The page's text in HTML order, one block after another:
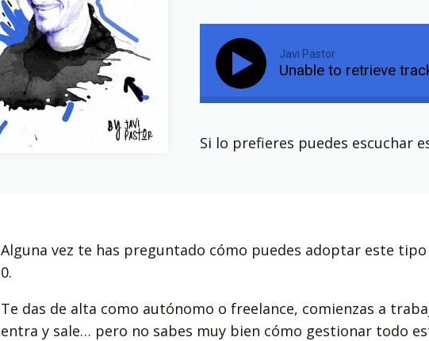
Javi Pastor
Unable to retrieve
Si lo prefieres puedes escuchar
Alguna vez te has preguntado cómo puedes adoptar este
0.
Te das de alta como autónomo o freelance, comienzas a
entra y sale… pero no sabes muy bien cómo gestionar todo